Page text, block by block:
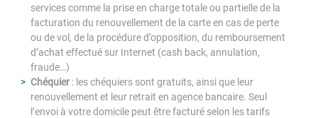
services comme la prise en charge totale ou partielle de la
facturation du renouvellement de la carte en cas de perte
ou de vol, de la procédure d’opposition, du remboursement
d’achat effectué sur Internet (cash back, annulation,
fraude…)
Chéquier : les chéquiers sont gratuits, ainsi que leur
renouvellement et leur retrait en agence bancaire. Seul
l’envoi à votre domicile peut être facturé selon les tarifs